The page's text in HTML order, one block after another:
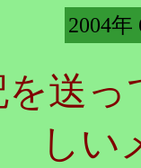
2004年
送
しい